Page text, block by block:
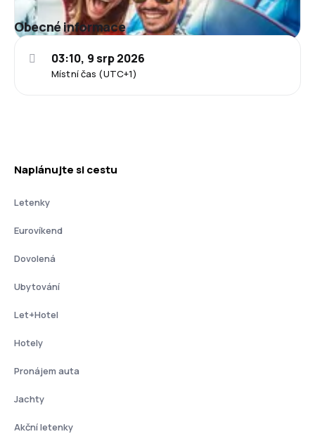
Obecné informace
Místní čas (UTC+1)
03:10, 9 srp 2026
Naplánujte si cestu
Letenky
Eurovíkend
Dovolená
Ubytování
Let+Hotel
Hotely
Pronájem auta
Jachty
Akční letenky